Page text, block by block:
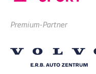
Premium-Partner